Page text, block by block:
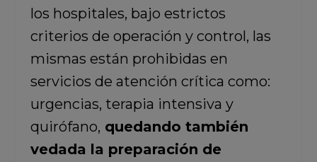
los hospitales, bajo estrictos
criterios de operación y control, las
mismas están prohibidas en
servicios de atención crítica como:
urgencias, terapia intensiva y
quirófano, quedando también
vedada la preparación de